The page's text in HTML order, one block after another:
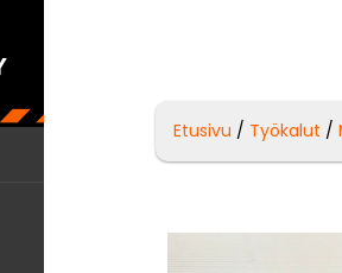
Etusivu / Työkalut /